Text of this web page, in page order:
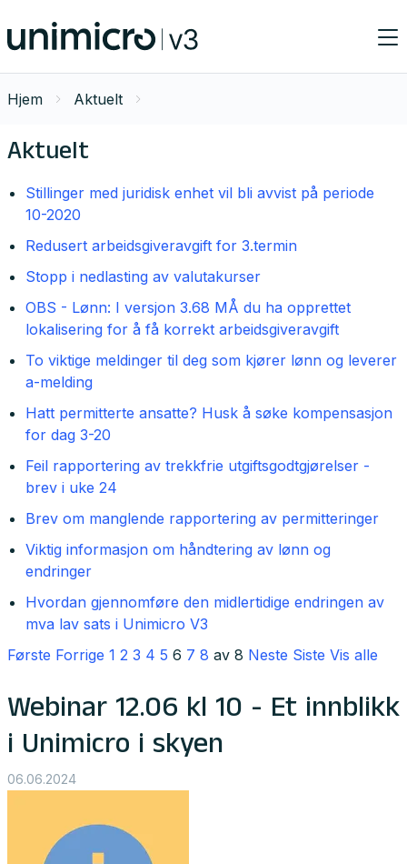
Hjem Aktuelt
Aktuelt
Stillinger med juridisk enhet vil bli avvist på periode
10-2020
Redusert arbeidsgiveravgift for 3.termin
Stopp i nedlasting av valutakurser
OBS - Lønn: I versjon 3.68 MÅ du ha opprettet
lokalisering for å få korrekt arbeidsgiveravgift
To viktige meldinger til deg som kjører lønn og leverer
a-melding
Hatt permitterte ansatte? Husk å søke kompensasjon
for dag 3-20
Feil rapportering av trekkfrie utgiftsgodtgjørelser -
brev i uke 24
Brev om manglende rapportering av permitteringer
Viktig informasjon om håndtering av lønn og
endringer
Hvordan gjennomføre den midlertidige endringen av
mva lav sats i Unimicro V3
Første Forrige 1 2 3 4 5 6 7 8 av 8 Neste Siste Vis alle
Webinar 12.06 kl 10 - Et innblikk
i Unimicro i skyen
06.06.2024